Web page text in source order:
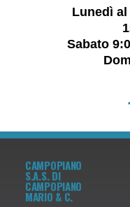
Lunedì al
Sabato
CAMPOPIANO
S.A.S. DI
CAMPOPIANO
MARIO & C.